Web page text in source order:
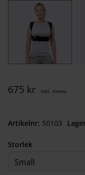
675 kr
Storlek
Small
Artikelnr 501030040